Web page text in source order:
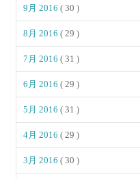
9月 2016( 30 )
8月 2016( 29 )
7月 2016( 31 )
6月 2016( 29 )
5月 2016( 31 )
4月 2016( 29 )
3月 2016( 30 )